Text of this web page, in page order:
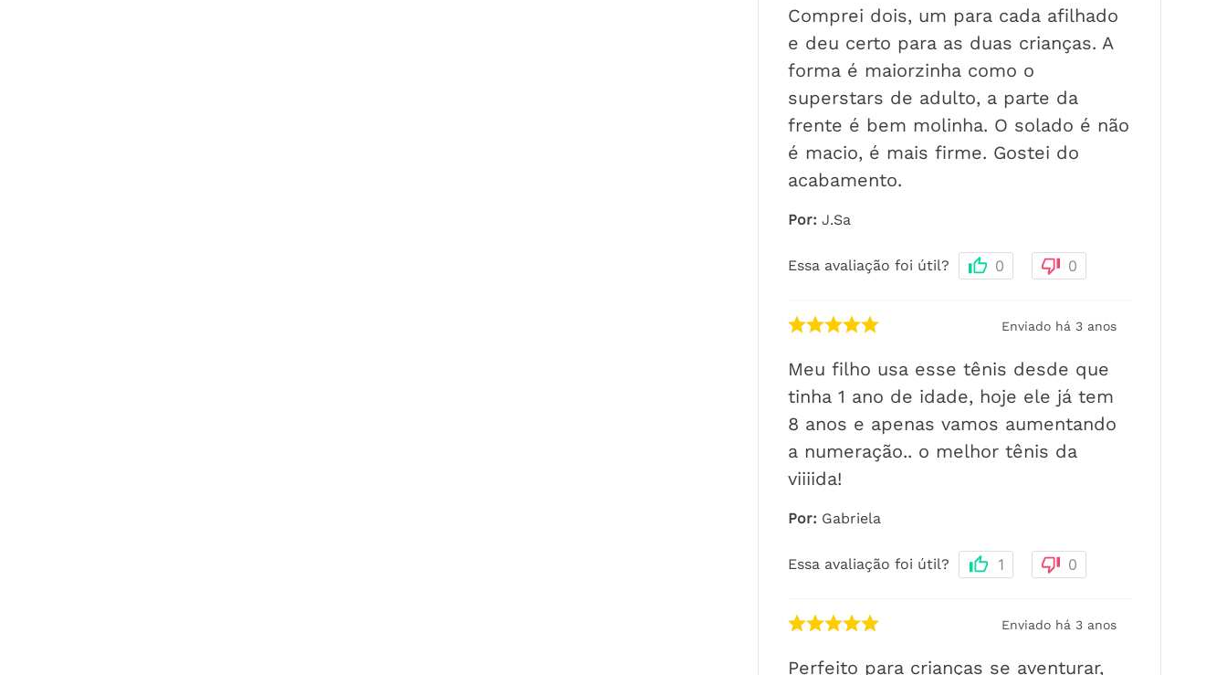
Comprei dois, um para cada afilhado
e deu certo para as duas crianças. A
forma é maiorzinha como o
superstars de adulto, a parte da
frente é bem molinha. O solado é não
é macio, é mais firme. Gostei do
acabamento.
Por: J.Sa
Essa avaliação foi útil? 0 0
Enviado há 3 anos
Meu filho usa esse tênis desde que
tinha 1 ano de idade, hoje ele já tem
8 anos e apenas vamos aumentando
a numeração.. o melhor tênis da
viiiida!
Por: Gabriela
Essa avaliação foi útil? 1 0
Enviado há 3 anos
Perfeito para crianças se aventurar,